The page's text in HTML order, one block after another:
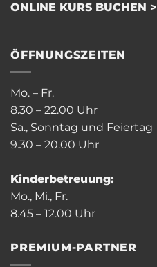
ONLINE KURS BUCHEN >
ÖFFNUNGSZEITEN
Mo. – Fr.
8.30 – 22.00 Uhr
Sa., Sonntag und Feiertag
9.30 – 20.00 Uhr
Kinderbetreuung:
Mo., Mi., Fr.
8.45 – 12.00 Uhr
PREMIUM-PARTNER